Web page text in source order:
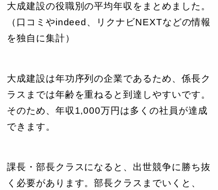
大成建設の役職別の平均年収をまとめました。
（口コミやindeed、リクナビNEXTなどの情報
を独自に集計）
大成建設は年功序列の企業であるため、係長ク
ラスまでは年齢を重ねると到達しやすいです。
そのため、年収1,000万円は多くの社員が達成
できます。
課長・部長クラスになると、出世競争に勝ち抜
く必要があります。部長クラスまでいくと、